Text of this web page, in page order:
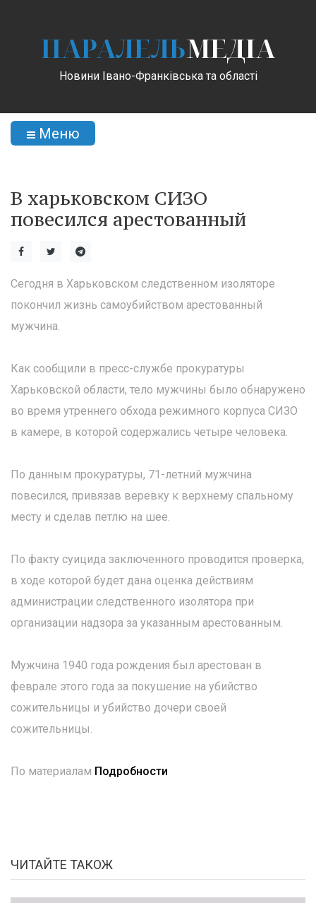
ПАРАЛЕЛЬМЕДІА
Новини Івано-Франківська та області
Меню
В харьковском СИЗО
повесился арестованный
Сегодня в Харьковском следственном изоляторе
покончил жизнь самоубийством арестованный
мужчина.
Как сообщили в пресс-службе прокуратуры
Харьковской области, тело мужчины было обнаружено
во время утреннего обхода режимного корпуса СИЗО
в камере, в которой содержались четыре человека.
По данным прокуратуры, 71-летний мужчина
повесился, привязав веревку к верхнему спальному
месту и сделав петлю на шее.
По факту суицида заключенного проводится проверка,
в ходе которой будет дана оценка действиям
администрации следственного изолятора при
организации надзора за указанным арестованным.
Мужчина 1940 года рождения был арестован в
феврале этого года за покушение на убийство
сожительницы и убийство дочери своей
сожительницы.
По материалам Подробности
ЧИТАЙТЕ ТАКОЖ